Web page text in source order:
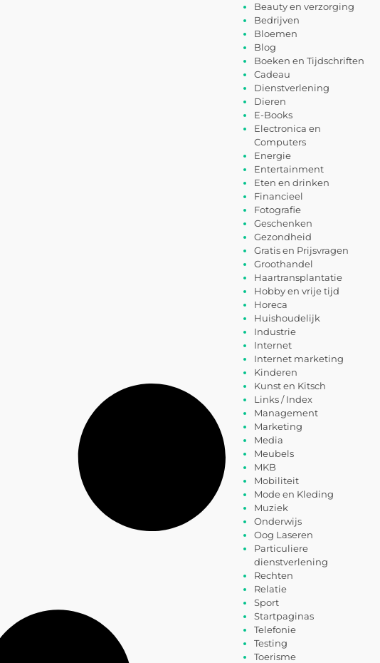
Beauty en verzorging
Bedrijven
Bloemen
Blog
Boeken en Tijdschriften
Cadeau
Dienstverlening
Dieren
E-Books
Electronica en
Computers
Energie
Entertainment
Eten en drinken
Financieel
Fotografie
Geschenken
Gezondheid
Gratis en Prijsvragen
Groothandel
Haartransplantatie
Hobby en vrije tijd
Horeca
Huishoudelijk
Industrie
Internet
Internet marketing
Kinderen
Kunst en Kitsch
Links / Index
Management
Marketing
Media
Meubels
MKB
Mobiliteit
Mode en Kleding
Muziek
Onderwijs
Oog Laseren
Particuliere
dienstverlening
Rechten
Relatie
Sport
Startpaginas
Telefonie
Testing
Toerisme